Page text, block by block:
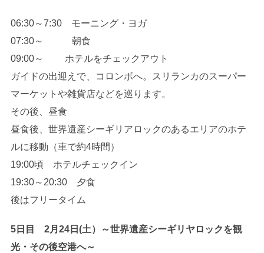
06:30～7:30 モーニング・ヨガ
07:30～ 朝食
09:00～ ホテルをチェックアウト
ガイドの出迎えで、コロンボへ。スリランカのスーパー
マーケットや雑貨店などを巡ります。
その後、昼食
昼食後、世界遺産シーギリアロックのあるエリアのホテ
ルに移動（車で約4時間）
19:00頃 ホテルチェックイン
19:30～20:30 夕食
後はフリータイム
5日目 2月24日(土）～世界遺産シーギリヤロックを観
光・その後空港へ～